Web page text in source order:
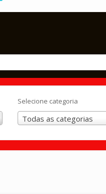
Selecione categoria
Todas as categorias